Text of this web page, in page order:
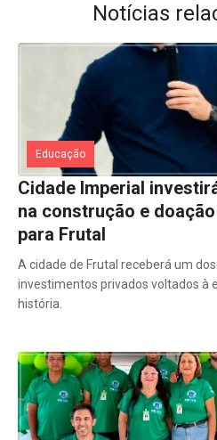
Notícias
Educação
Cidade Imperial
na construção e
para Frutal
A cidade de Frutal receberá um
investimentos privados voltados à
história.